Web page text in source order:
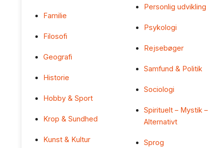
Familie
Filosofi
Geografi
Historie
Hobby & Sport
Krop & Sundhed
Kunst & Kultur
Personlig udvikling
Psykologi
Rejsebøger
Samfund & Politik
Sociologi
Spirituelt – Mystik –
Alternativt
Sprog